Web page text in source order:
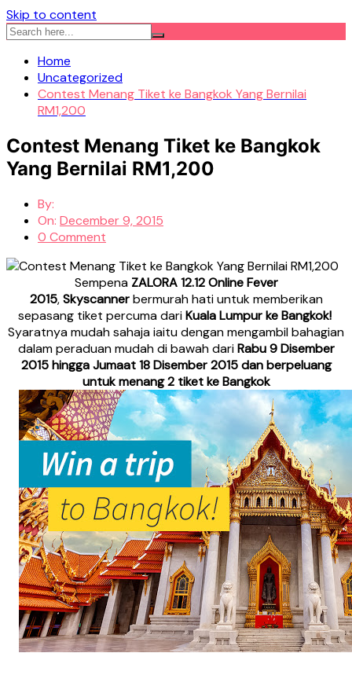
Skip to content
Home
Uncategorized
Contest Menang Tiket ke Bangkok Yang Bernilai
RM1,200
Contest Menang Tiket ke Bangkok
Yang Bernilai RM1,200
By:
On: December 9, 2015
0 Comment
Sempena ZALORA 12.12 Online Fever
2015,Skyscannerbermurah hati untuk memberikan
sepasang tiket percuma dariKuala Lumpur ke Bangkok!
Syaratnya mudah sahaja iaitu dengan mengambil bahagian
dalam peraduan mudah di bawah dariRabu 9 Disember
2015 hingga Jumaat 18 Disember 2015 dan berpeluang
untuk menang 2 tiket ke Bangkok